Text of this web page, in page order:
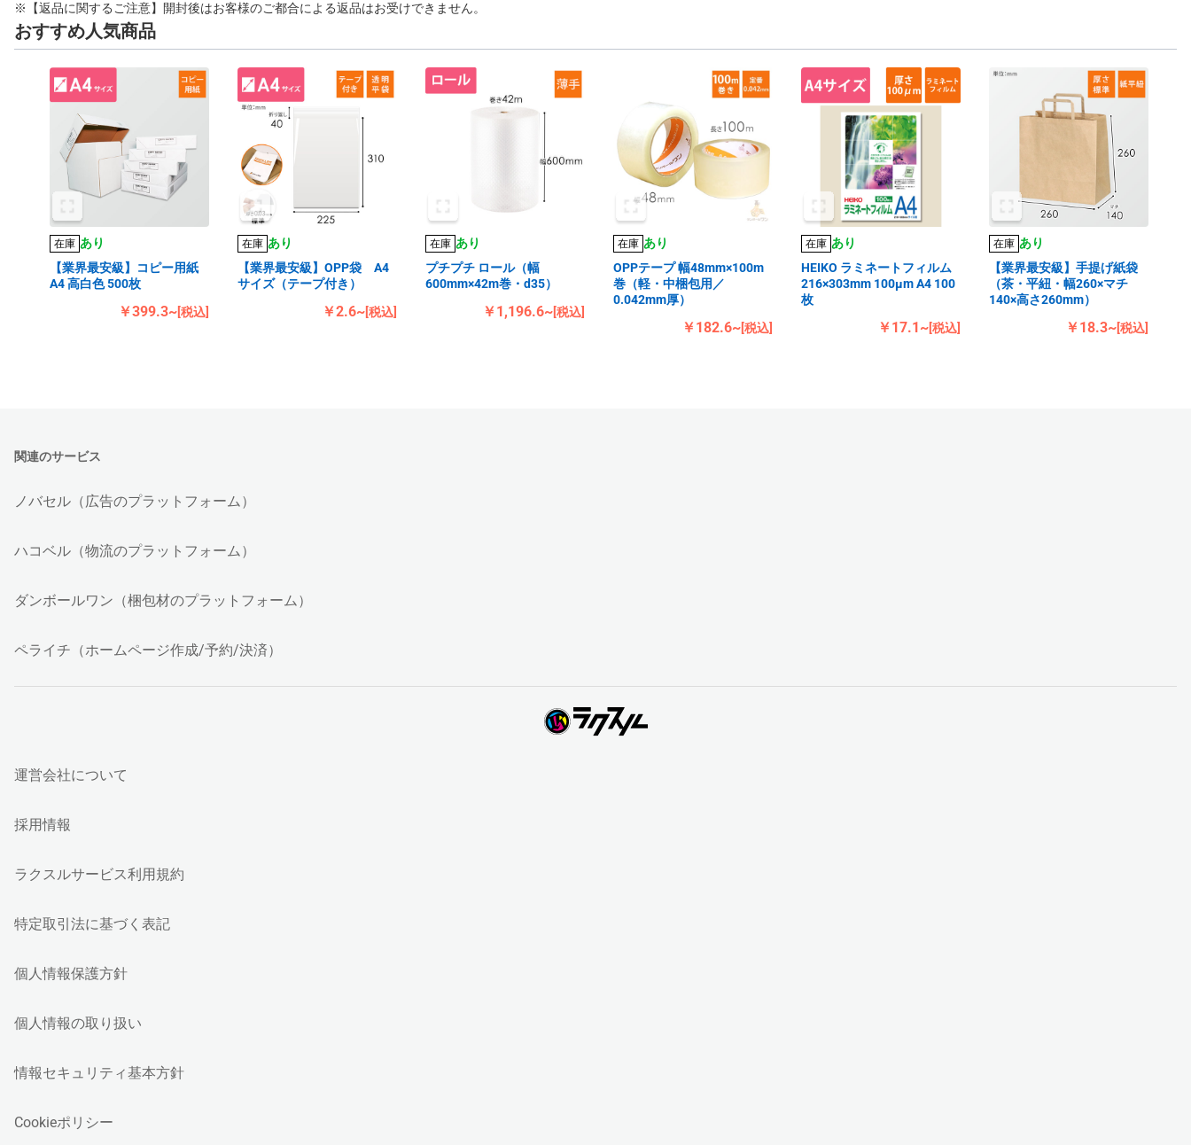
※【返品に関するご注意】開封後はお客様のご都合による返品はお受けできません。
おすすめ人気商品
在庫 あり
【業界最安級】コピー用紙
A4 高白色 500枚
￥399.3~[税込]
在庫 あり
【業界最安級】OPP袋 A4
サイズ（テープ付き）
￥2.6~[税込]
在庫 あり
プチプチ ロール（幅
600mm×42m巻・d35）
￥1,196.6~[税込]
在庫 あり
OPPテープ 幅48mm×100m
巻（軽・中梱包用／
0.042mm厚）
￥182.6~[税込]
在庫 あり
HEIKO ラミネートフィルム
216×303mm 100μm A4 100
枚
￥17.1~[税込]
在庫 あり
【業界最安級】手提げ紙袋
（茶・平紐・幅260×マチ
140×高さ260mm）
￥18.3~[税込]
関連のサービス
ノバセル（広告のプラットフォーム）
ハコベル（物流のプラットフォーム）
ダンボールワン（梱包材のプラットフォーム）
ペライチ（ホームページ作成/予約/決済）
運営会社について
採用情報
ラクスルサービス利用規約
特定取引法に基づく表記
個人情報保護方針
個人情報の取り扱い
情報セキュリティ基本方針
Cookieポリシー